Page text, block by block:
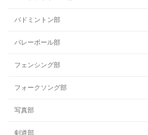
バドミントン部
バレーボール部
フェンシング部
フォークソング部
写真部
剣道部